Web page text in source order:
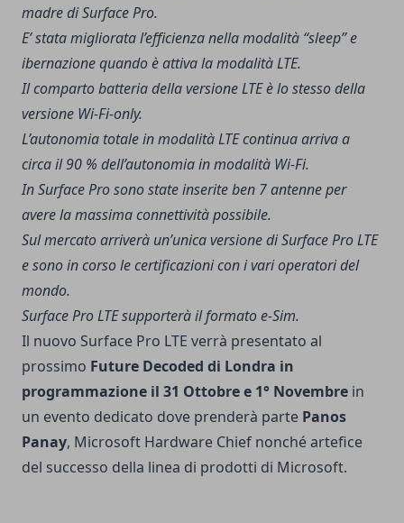
madre di Surface Pro.
E’ stata migliorata l’efficienza nella modalità “sleep” e
ibernazione quando è attiva la modalità LTE.
Il comparto batteria della versione LTE è lo stesso della
versione Wi-Fi-only.
L’autonomia totale in modalità LTE continua arriva a
circa il 90 % dell’autonomia in modalità Wi-Fi.
In Surface Pro sono state inserite ben 7 antenne per
avere la massima connettività possibile.
Sul mercato arriverà un’unica versione di Surface Pro LTE
e sono in corso le certificazioni con i vari operatori del
mondo.
Surface Pro LTE supporterà il formato e-Sim.
Il nuovo Surface Pro LTE verrà presentato al
prossimo Future Decoded di Londra in
programmazione il 31 Ottobre e 1° Novembre in
un evento dedicato dove prenderà parte Panos
Panay, Microsoft Hardware Chief nonché artefice
del successo della linea di prodotti di Microsoft.